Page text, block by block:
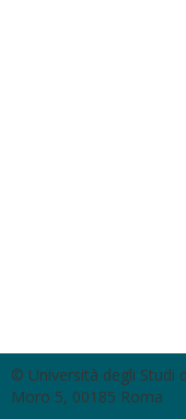
© Università degli Studi
Moro 5, 00185 Roma